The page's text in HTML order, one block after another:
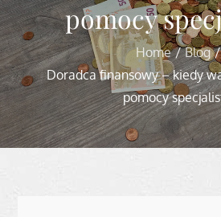
pomocy
Home
Blog
Doradca finansowy – kiedy
pomocy